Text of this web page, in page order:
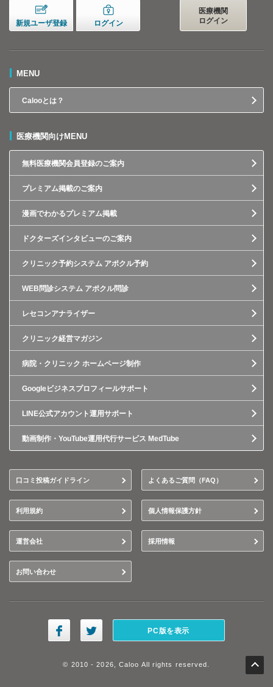
新規ユーザ登録 ログイン
医療機関
ログイン
MENU
Calooとは？
医療機関向けMENU
無料医療機関会員登録のご案内
プレミアム掲載のご案内
漫画でわかるプレミアム掲載
ドクターズインタビューのご案内
クリニック予約システム アポクル予約
WEB問診システム アポクル問診
レセコンアナライザー
クリニック経営マガジン
病院・クリニック ホームページ制作
Googleビジネスプロフィールサポート
LINE公式アカウント運用サポート
動画制作・YouTube運用代行サービス MedTube
口コミ投稿ガイドライン よくあるご質問（FAQ）
利用規約 個人情報保護方針
運営会社 採用情報
お問い合わせ
PC版を表示
© 2010 - 2026, Caloo All rights reserved.